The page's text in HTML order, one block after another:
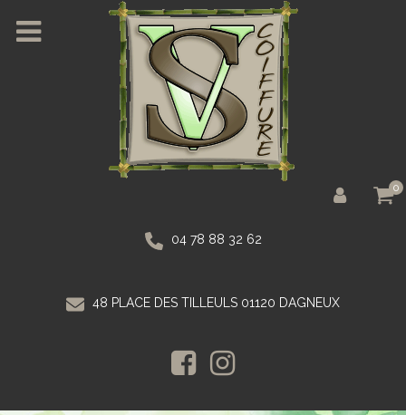
0
04 78 88 32 62
48 PLACE DES TILLEULS 01120 DAGNEUX